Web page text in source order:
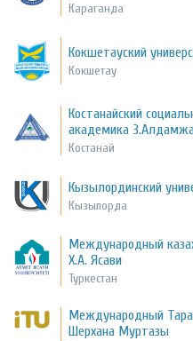
Караганда
Кокшетауский
Кокшетау
Костанайский
академика
Костанай
Кызылординский
Кызылорда
Международный
Х.А. Ясави
Туркестан
Международный
Шерхана Муртазы